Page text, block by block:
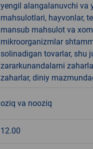
yengil alangalanuvchi va
mahsulotlari, hayvonlar,
mansub mahsulot va
mikroorganizmlar
solinadigan tovarlar, shu
zararkunandalarni
zaharlar, diniy
oziq va nooziq
12.00